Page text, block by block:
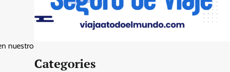
nuestro
Categories